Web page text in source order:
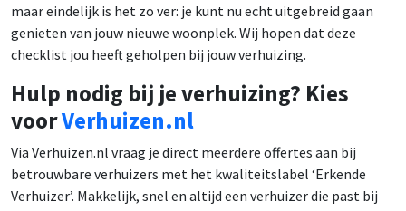
maar eindelijk is het zo ver: je kunt nu echt uitgebreid gaan
genieten van jouw nieuwe woonplek. Wij hopen dat deze
checklist jou heeft geholpen bij jouw verhuizing.
Hulp nodig bij je verhuizing? Kies
voorVerhuizen.nl
Via Verhuizen.nl vraag je direct meerdere offertes aan bij
betrouwbare verhuizers met het kwaliteitslabel ‘Erkende
Verhuizer’. Makkelijk, snel en altijd een verhuizer die past bij